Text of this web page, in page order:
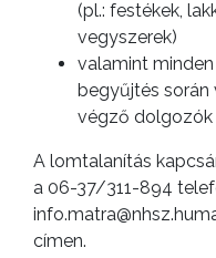
FEJLESZTÉSEK
STRATÉGIÁK
(pl.: festékek,
vegyszerek)
valamint
begyűjtés
végző dolgozók
A lomtalanítás
a 06-37/311-894
címen.